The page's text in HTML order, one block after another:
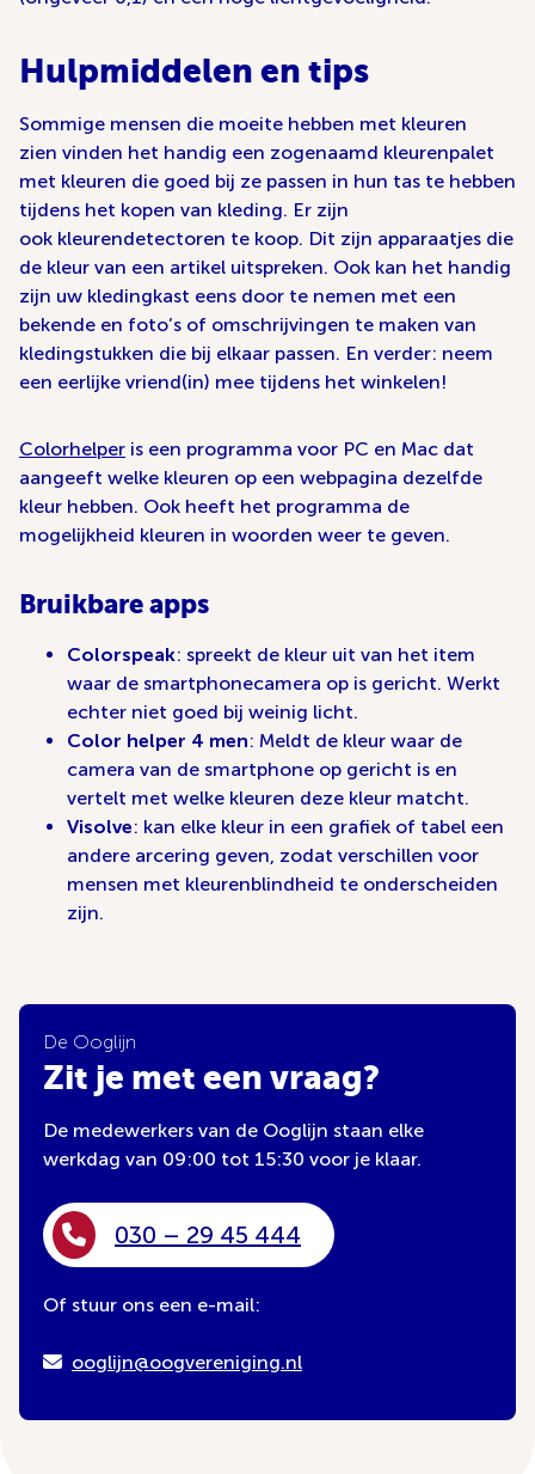
Hulpmiddelen en tips
Sommige mensen die moeite hebben met kleuren
zien vinden het handig een zogenaamd kleurenpalet
met kleuren die goed bij ze passen in hun tas te hebben
tijdens het kopen van kleding. Er zijn
ook kleurendetectoren te koop. Dit zijn apparaatjes die
de kleur van een artikel uitspreken. Ook kan het handig
zijn uw kledingkast eens door te nemen met een
bekende en foto’s of omschrijvingen te maken van
kledingstukken die bij elkaar passen. En verder: neem
een eerlijke vriend(in) mee tijdens het winkelen!
Colorhelper is een programma voor PC en Mac dat
aangeeft welke kleuren op een webpagina dezelfde
kleur hebben. Ook heeft het programma de
mogelijkheid kleuren in woorden weer te geven.
Bruikbare apps
Colorspeak: spreekt de kleur uit van het item
waar de smartphonecamera op is gericht. Werkt
echter niet goed bij weinig licht.
Color helper 4 men: Meldt de kleur waar de
camera van de smartphone op gericht is en
vertelt met welke kleuren deze kleur matcht.
Visolve: kan elke kleur in een grafiek of tabel een
andere arcering geven, zodat verschillen voor
mensen met kleurenblindheid te onderscheiden
zijn.
De Ooglijn
Zit je met een vraag?
De medewerkers van de Ooglijn staan elke
werkdag van 09:00 tot 15:30 voor je klaar.
030 – 29 45 444
Of stuur ons een e-mail:
ooglijn@oogvereniging.nl